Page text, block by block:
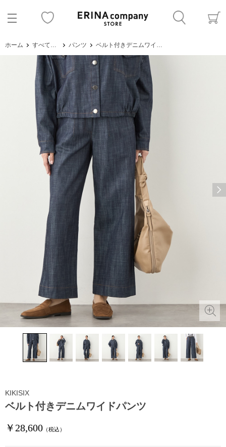
ホーム すべてのアイテム パンツ ベルト付きデニムワイドパンツ
ベルト付きデニムワイドパンツ
￥28,600 （税込）
KIKISIX